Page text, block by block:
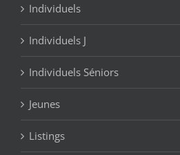
Individuels
Individuels J
Individuels Séniors
Jeunes
Listings